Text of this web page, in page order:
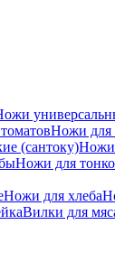
Ножи для
(сантоку)Ножи
Ножи для
Ножи для хлеба
Вилки для